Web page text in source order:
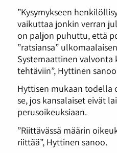
”Kysymykseen
vaikuttaa jonkin verran
on paljon puhuttu, että
”ratsiansa”
Systemaattinen
tehtäviin”, Hyttinen
Hyttisen mukaan todella
se, jos kansalaiset eivät
perusoikeuksiaan.
”Riittävässä määrin
riittää”, Hyttinen sanoo.